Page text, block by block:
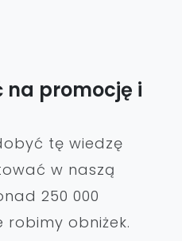
na promocję i
tę wiedzę
w naszą
250 000
robimy obniżek.